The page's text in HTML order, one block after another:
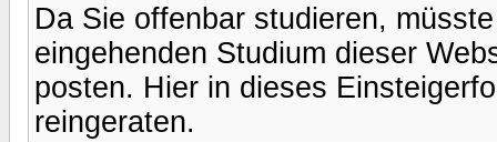
Da Sie offenbar studieren,
eingehenden Studium dieser
posten. Hier in dieses
reingeraten.